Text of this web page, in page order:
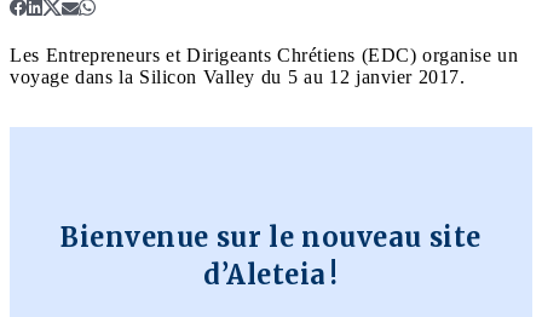
Les Entrepreneurs et Dirigeants Chrétiens (EDC) organise un
voyage dans la Silicon Valley du 5 au 12 janvier 2017.
Bienvenue sur le nouveau site
d’Aleteia !